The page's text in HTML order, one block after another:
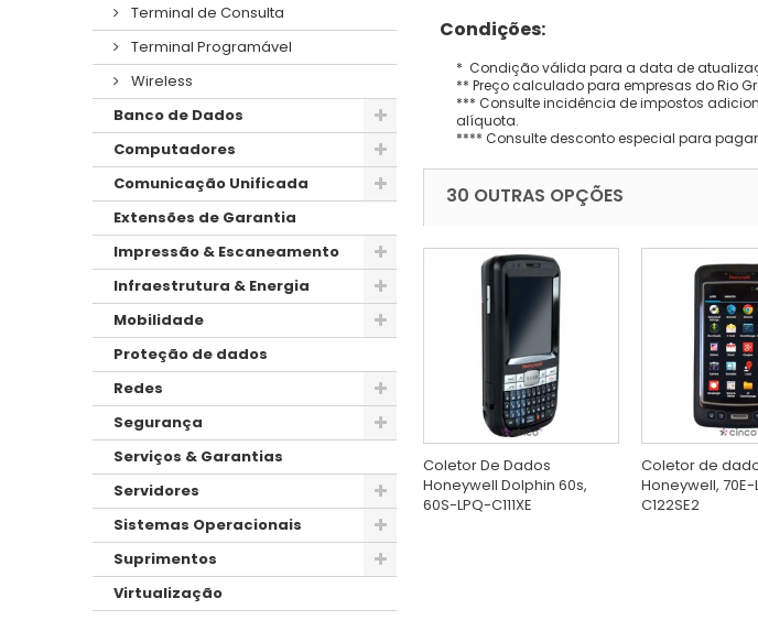
Terminal de Consulta
Terminal Programável
Wireless
Banco de Dados
Computadores
Comunicação Unificada
Extensões de Garantia
Impressão & Escaneamento
Infraestrutura & Energia
Mobilidade
Proteção de dados
Redes
Segurança
Serviços & Garantias
Servidores
Sistemas Operacionais
Suprimentos
Virtualização
Condições:
* Condição válida para a data de
** Preço calculado para empresas do Rio
*** Consulte incidência de impostos
alíquota.
**** Consulte desconto especial para
30 OUTRAS OPÇÕES
Coletor De Dados
Honeywell Dolphin 60s,
60S-LPQ-C111XE
Coletor de
Honeywell, 70E-
C122SE2